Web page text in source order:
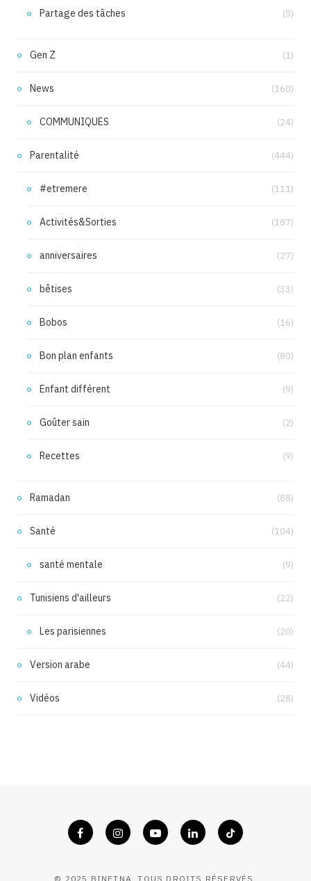
Partage des tâches (5)
Gen Z (1)
News (160)
COMMUNIQUES (24)
Parentalité (444)
#etremere (111)
Activités&Sorties (187)
anniversaires (27)
bêtises (33)
Bobos (16)
Bon plan enfants (80)
Enfant différent (9)
Goûter sain (2)
Recettes (9)
Ramadan (88)
Santé (104)
santé mentale (9)
Tunisiens d'ailleurs (22)
Les parisiennes (20)
Version arabe (44)
Vidéos (28)
© 2025 BINETNA. TOUS DROITS RÉSERVÉS.